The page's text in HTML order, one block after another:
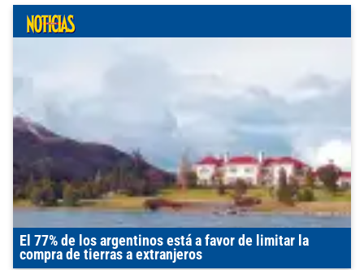
El 77% de los argentinos está a favor de limitar la
compra de tierras a extranjeros